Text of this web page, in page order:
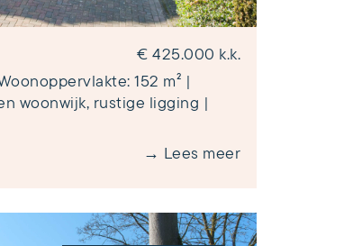
€ 425.000 k.k.
152 m² |
woonwijk, rustige ligging |
→ Lees meer